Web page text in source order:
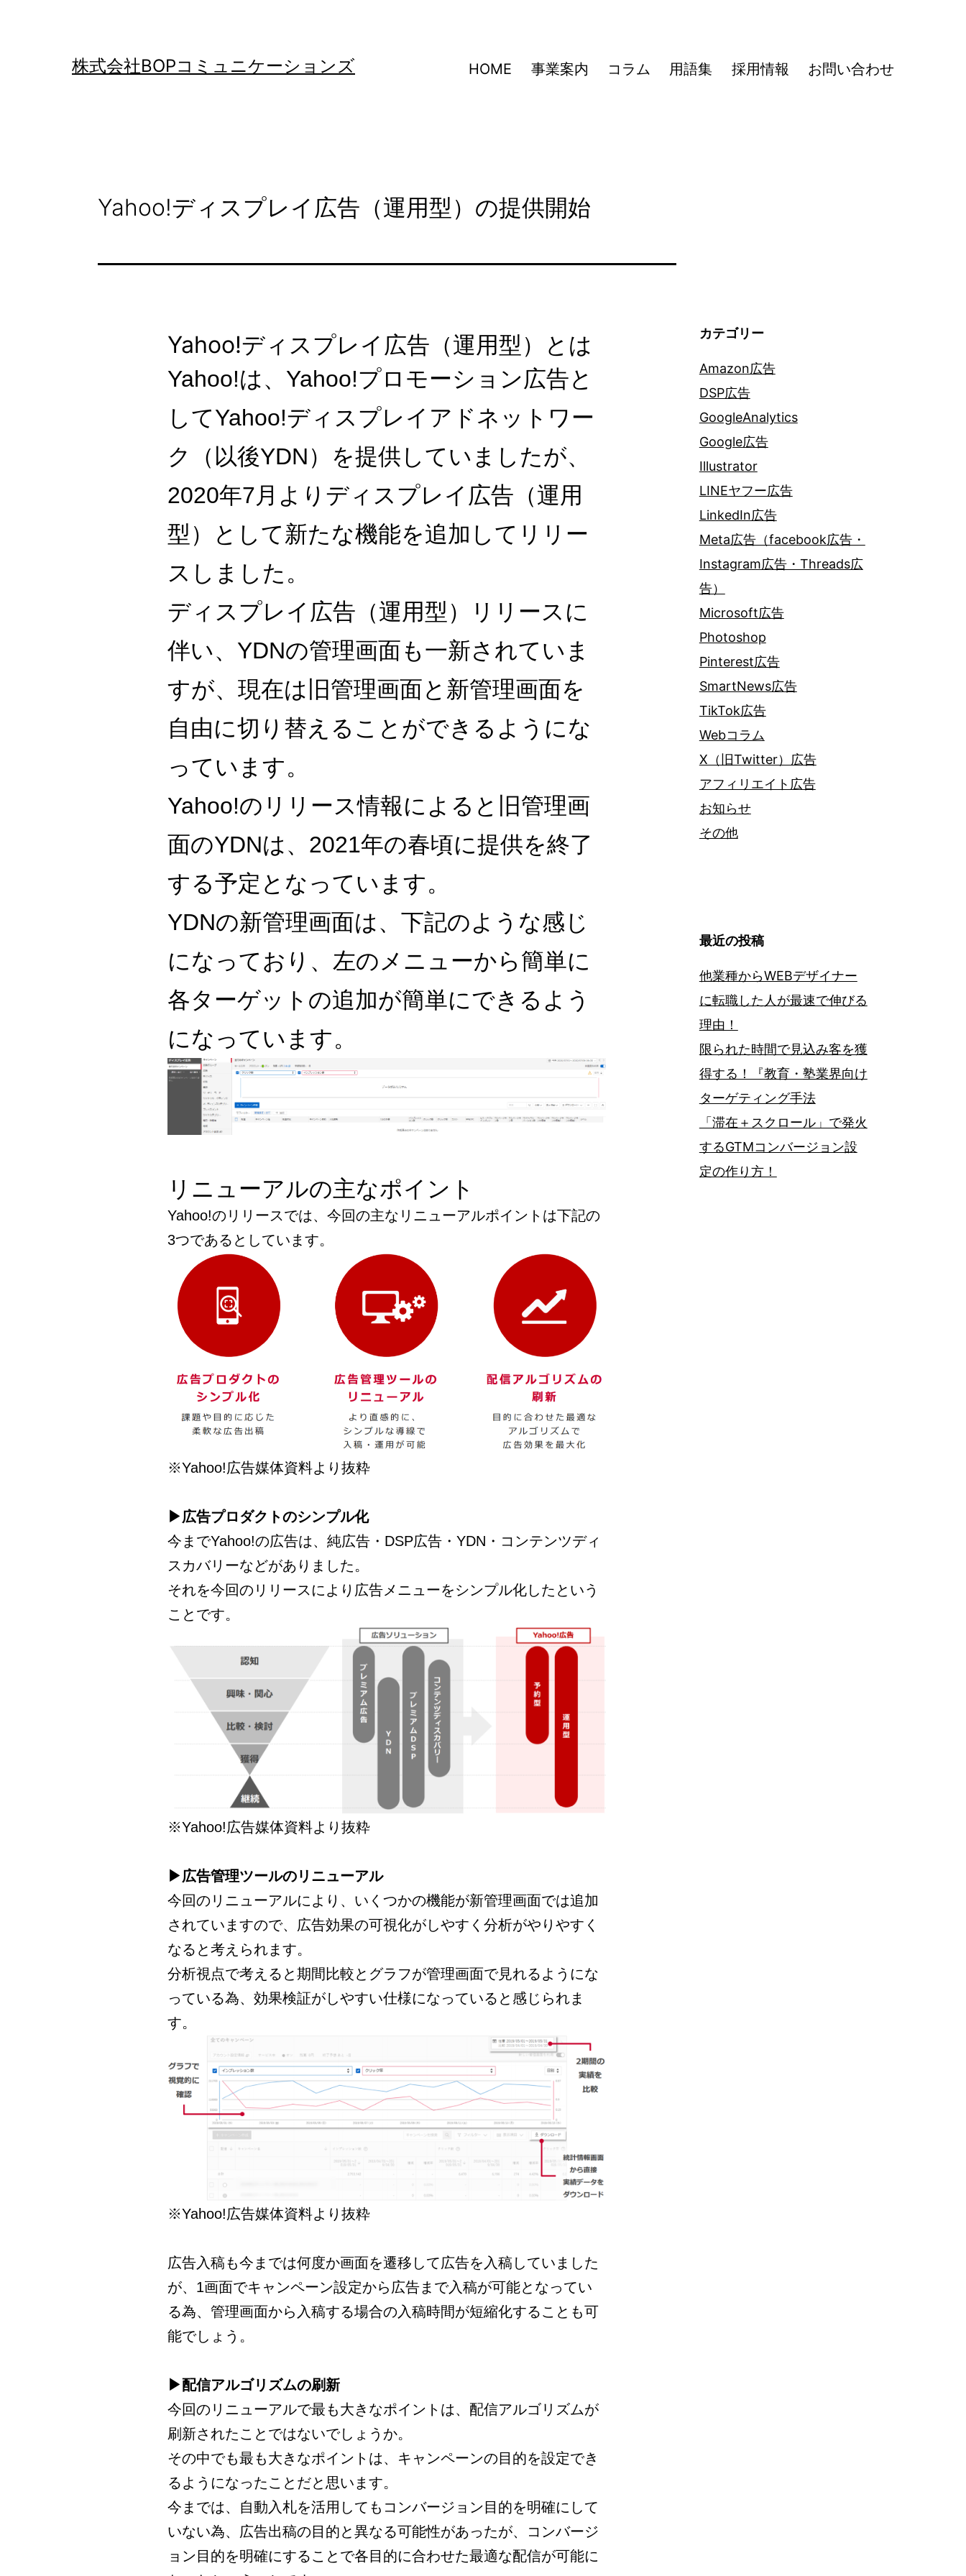
株式会社BOPコミュニケーションズ HOME 事業案内 コラム 用語集 採用情報 お問い合わせ
Yahoo!ディスプレイ広告（運用型）の提供開始
Yahoo!ディスプレイ広告（運用型）とは
Yahoo!は、Yahoo!プロモーション広告と
してYahoo!ディスプレイアドネットワー
ク（以後YDN）を提供していましたが、
2020年7月よりディスプレイ広告（運用
型）として新たな機能を追加してリリー
スしました。
ディスプレイ広告（運用型）リリースに
伴い、YDNの管理画面も一新されていま
すが、現在は旧管理画面と新管理画面を
自由に切り替えることができるようにな
っています。
Yahoo!のリリース情報によると旧管理画
面のYDNは、2021年の春頃に提供を終了
する予定となっています。
YDNの新管理画面は、下記のような感じ
になっており、左のメニューから簡単に
各ターゲットの追加が簡単にできるよう
になっています。
リニューアルの主なポイント
Yahoo!のリリースでは、今回の主なリニューアルポイントは下記の
3つであるとしています。
※Yahoo!広告媒体資料より抜粋
▶広告プロダクトのシンプル化
今までYahoo!の広告は、純広告・DSP広告・YDN・コンテンツディ
スカバリーなどがありました。
それを今回のリリースにより広告メニューをシンプル化したという
ことです。
※Yahoo!広告媒体資料より抜粋
▶広告管理ツールのリニューアル
今回のリニューアルにより、いくつかの機能が新管理画面では追加
されていますので、広告効果の可視化がしやすく分析がやりやすく
なると考えられます。
分析視点で考えると期間比較とグラフが管理画面で見れるようにな
っている為、効果検証がしやすい仕様になっていると感じられま
す。
※Yahoo!広告媒体資料より抜粋
広告入稿も今までは何度か画面を遷移して広告を入稿していました
が、1画面でキャンペーン設定から広告まで入稿が可能となってい
る為、管理画面から入稿する場合の入稿時間が短縮化することも可
能でしょう。
▶配信アルゴリズムの刷新
今回のリニューアルで最も大きなポイントは、配信アルゴリズムが
刷新されたことではないでしょうか。
その中でも最も大きなポイントは、キャンペーンの目的を設定でき
るようになったことだと思います。
今までは、自動入札を活用してもコンバージョン目的を明確にして
いない為、広告出稿の目的と異なる可能性があったが、コンバージ
ョン目的を明確にすることで各目的に合わせた最適な配信が可能に
カテゴリー
Amazon広告
DSP広告
GoogleAnalytics
Google広告
Illustrator
LINEヤフー広告
LinkedIn広告
Meta広告（facebook広告・
Instagram広告・Threads広
告）
Microsoft広告
Photoshop
Pinterest広告
SmartNews広告
TikTok広告
Webコラム
X（旧Twitter）広告
アフィリエイト広告
お知らせ
その他
最近の投稿
他業種からWEBデザイナー
に転職した人が最速で伸びる
理由！
限られた時間で見込み客を獲
得する！『教育・塾業界向け
ターゲティング手法
「滞在＋スクロール」で発火
するGTMコンバージョン設
定の作り方！